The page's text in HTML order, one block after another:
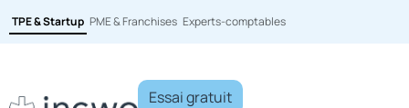
TPE & Startup PME & Franchises Experts-comptables
Essai gratuit